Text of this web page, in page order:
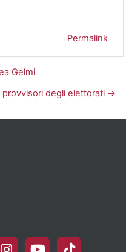
Permalink
Gelmi
provvisori degli elettorati →